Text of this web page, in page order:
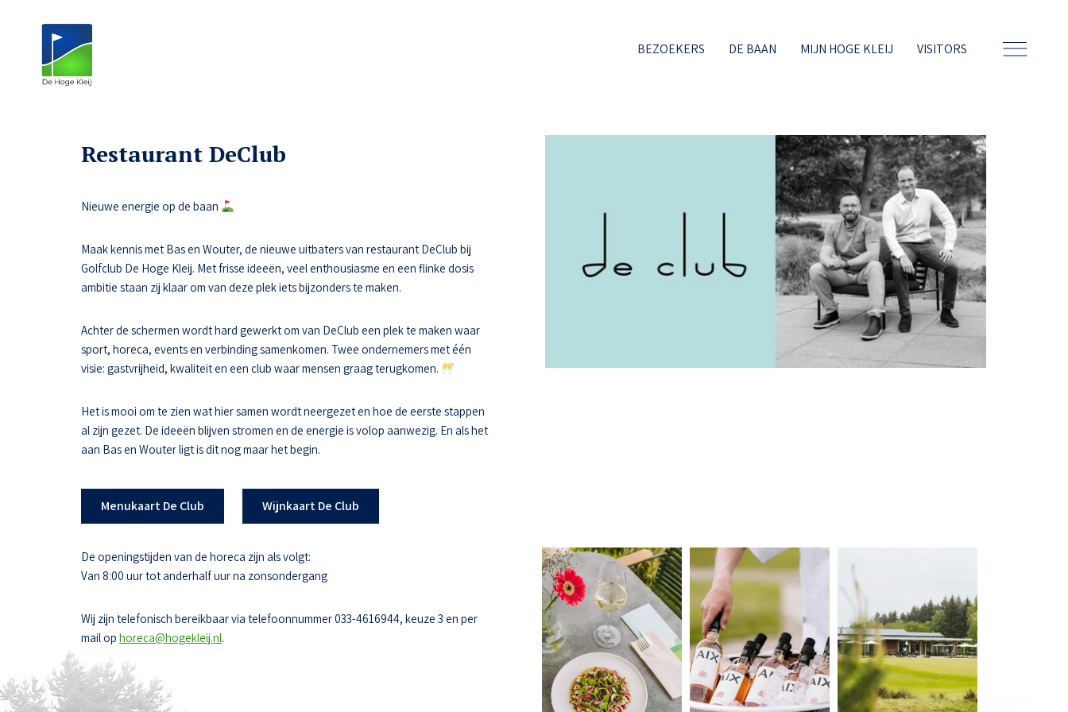
BEZOEKERS DE BAAN MIJN HOGE KLEIJ VISITORS
Restaurant DeClub
Nieuwe energie op de baan
Maak kennis met Bas en Wouter, de nieuwe uitbaters van restaurant DeClub bij
Golfclub De Hoge Kleij. Met frisse ideeën, veel enthousiasme en een flinke dosis
ambitie staan zij klaar om van deze plek iets bijzonders te maken.
Achter de schermen wordt hard gewerkt om van DeClub een plek te maken waar
sport, horeca, events en verbinding samenkomen. Twee ondernemers met één
visie: gastvrijheid, kwaliteit en een club waar mensen graag terugkomen.
Het is mooi om te zien wat hier samen wordt neergezet en hoe de eerste stappen
al zijn gezet. De ideeën blijven stromen en de energie is volop aanwezig. En als het
aan Bas en Wouter ligt is dit nog maar het begin.
Menukaart De Club Wijnkaart De Club
De openingstijden van de horeca zijn als volgt:
Van 8:00 uur tot anderhalf uur na zonsondergang
Wij zijn telefonisch bereikbaar via telefoonnummer 033-4616944, keuze 3 en per
mail op horeca@hogekleij.nl.